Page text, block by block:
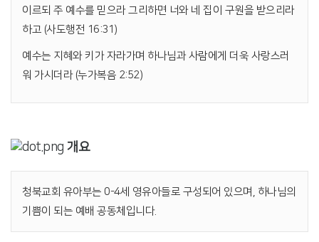
이르되 주 예수를 믿으라 그리하면 너와 네 집이 구원을 받으리라
하고 (사도행전 16:31)
예수는 지혜와 키가 자라가며 하나님과 사람에게 더욱 사랑스러
워 가시더라 (누가복음 2:52)
개요
청북교회 유아부는 0-4세 영유아들로 구성되어 있으며, 하나님의
기쁨이 되는 예배 공동체입니다.